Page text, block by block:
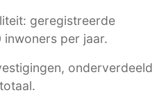
geregistreerde
per jaar.
onderverdeeld